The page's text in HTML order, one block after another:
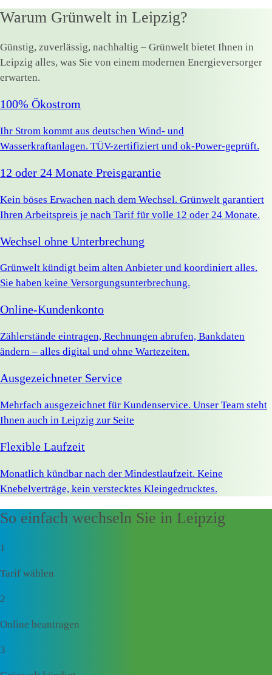
Warum Grünwelt in Leipzig?
Günstig, zuverlässig, nachhaltig – Grünwelt bietet Ihnen in
Leipzig alles, was Sie von einem modernen Energieversorger
erwarten.
100% Ökostrom
Ihr Strom kommt aus deutschen Wind- und
Wasserkraftanlagen. TÜV-zertifiziert und ok-Power-geprüft.
12 oder 24 Monate Preisgarantie
Kein böses Erwachen nach dem Wechsel. Grünwelt garantiert
Ihren Arbeitspreis je nach Tarif für volle 12 oder 24 Monate.
Wechsel ohne Unterbrechung
Grünwelt kündigt beim alten Anbieter und koordiniert alles.
Sie haben keine Versorgungsunterbrechung.
Online-Kundenkonto
Zählerstände eintragen, Rechnungen abrufen, Bankdaten
ändern – alles digital und ohne Wartezeiten.
Ausgezeichneter Service
Mehrfach ausgezeichnet für Kundenservice. Unser Team steht
Ihnen auch in Leipzig zur Seite
Flexible Laufzeit
Monatlich kündbar nach der Mindestlaufzeit. Keine
Knebelverträge, kein verstecktes Kleingedrucktes.
So einfach wechseln Sie in Leipzig
1
Tarif wählen
2
Online beantragen
3